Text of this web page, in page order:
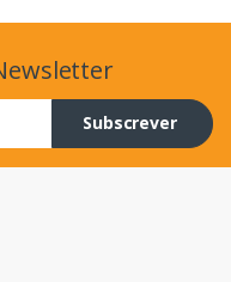
Subscrever